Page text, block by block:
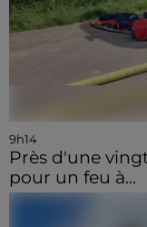
9h14
Près d'une
pour un feu à...